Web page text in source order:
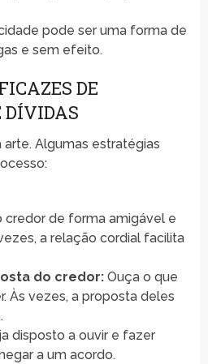
pode ser uma forma de
e sem efeito.
DE
DÍVIDAS
arte. Algumas estratégias
de forma amigável e
a relação cordial facilita
do credor:Ouça o que
Às vezes, a proposta deles
disposto a ouvir e fazer
a um acordo.